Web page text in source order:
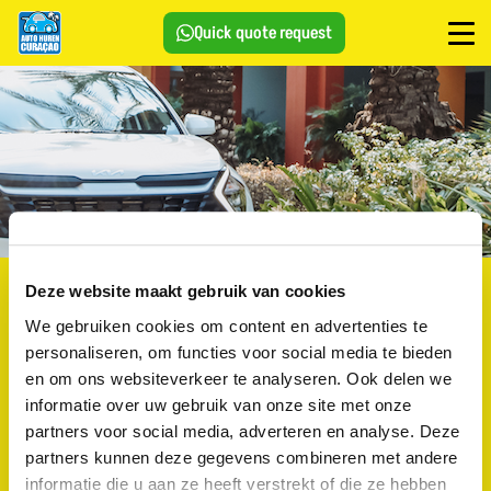
Deze website maakt gebruik van cookies
We gebruiken cookies om content en advertenties te
personaliseren, om functies voor social media te bieden
en om ons websiteverkeer te analyseren. Ook delen we
informatie over uw gebruik van onze site met onze
partners voor social media, adverteren en analyse. Deze
partners kunnen deze gegevens combineren met andere
informatie die u aan ze heeft verstrekt of die ze hebben
Quick quote request
Contact & reserveringenWilt u snel een offerte of meer
informatie ontvangen? Neem gemakkelijk contact met ons
op via WhatsApp of vult het contractformulier in. U kunt
ons ook altijd mailen naar het volgende adres:
info@autoverhuurincuracao.nl
Locaties: Jan Thiel & Mambo BeachOpeningstijden:
Maandag tot zondag van 08:00 uur tot 18:00 uur (08:00